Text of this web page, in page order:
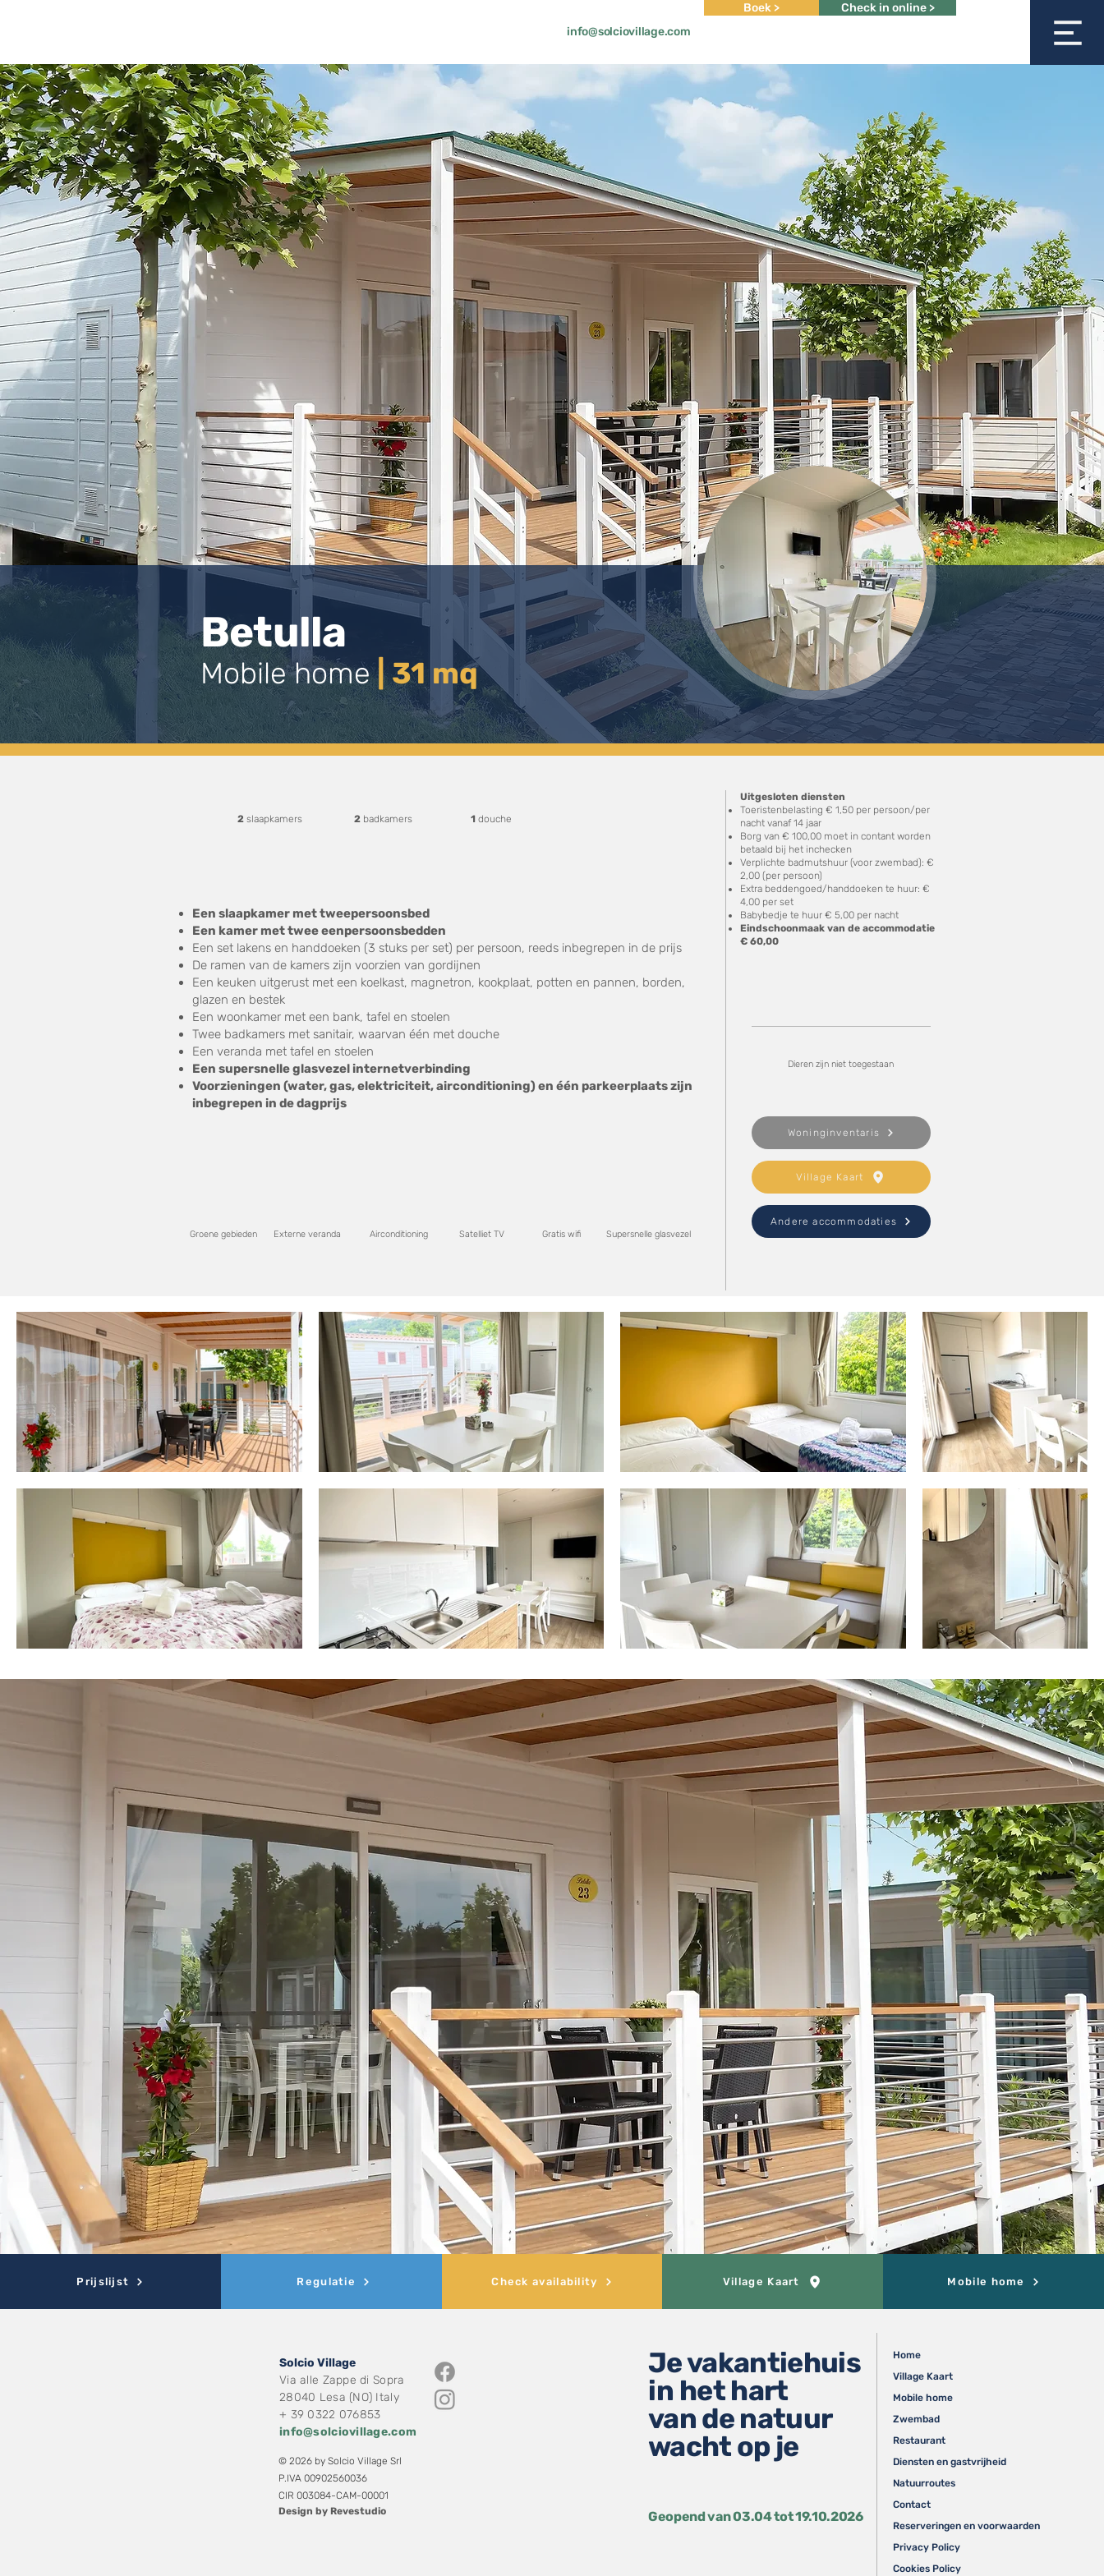
info@solciovillage.com
Boek > Check in online >
Betulla
Mobile home| 31 mq
2 slaapkamers 2 badkamers 1 douche
Een slaapkamer met tweepersoonsbed
Een kamer met twee eenpersoonsbedden
Een set lakens en handdoeken (3 stuks per set) per persoon, reeds inbegrepen in de prijs
De ramen van de kamers zijn voorzien van gordijnen
Een keuken uitgerust met een koelkast, magnetron, kookplaat, potten en pannen, borden,
glazen en bestek
Een woonkamer met een bank, tafel en stoelen
Twee badkamers met sanitair, waarvan één met douche
Een veranda met tafel en stoelen
Een supersnelle glasvezel internetverbinding
Voorzieningen (water, gas, elektriciteit, airconditioning) en één parkeerplaats zijn
inbegrepen in de dagprijs
Groene gebieden Externe veranda Airconditioning Satelliet TV Gratis wifi Supersnelle glasvezel
Uitgesloten diensten
Toeristenbelasting € 1,50 per persoon/per
nacht vanaf 14 jaar
Borg van € 100,00 moet in contant worden
betaald bij het inchecken
Verplichte badmutshuur (voor zwembad): €
2,00 (per persoon)
Extra beddengoed/handdoeken te huur: €
4,00 per set
Babybedje te huur € 5,00 per nacht
Eindschoonmaak van de accommodatie
€ 60,00
Dieren zijn niet toegestaan
Woninginventaris
Village Kaart
Andere accommodaties
Prijslijst Regulatie Check availability Village Kaart Mobile home
Solcio Village
Via alle Zappe di Sopra
28040 Lesa (NO) Italy
+ 39 0322 076853
info@solciovillage.com
© 2026 by Solcio Village Srl
P.IVA 00902560036
CIR 003084-CAM-00001
Design by Revestudio
Je vakantiehuis
in het hart
van de natuur
wacht op je
Geopend van 03.04 tot 19.10.2026
Home
Village Kaart
Mobile home
Zwembad
Restaurant
Diensten en gastvrijheid
Natuurroutes
Contact
Reserveringen en voorwaarden
Privacy Policy
Cookies Policy